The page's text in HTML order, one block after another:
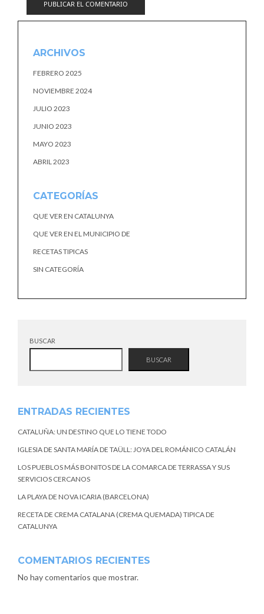
ARCHIVOS
FEBRERO 2025
NOVIEMBRE 2024
JULIO 2023
JUNIO 2023
MAYO 2023
ABRIL 2023
CATEGORÍAS
QUE VER EN CATALUNYA
QUE VER EN EL MUNICIPIO DE
RECETAS TIPICAS
SIN CATEGORÍA
BUSCAR
BUSCAR
ENTRADAS RECIENTES
CATALUÑA: UN DESTINO QUE LO TIENE TODO
IGLESIA DE SANTA MARÍA DE TAÜLL: JOYA DEL ROMÁNICO CATALÁN
LOS PUEBLOS MÁS BONITOS DE LA COMARCA DE TERRASSA Y SUS
SERVICIOS CERCANOS
LA PLAYA DE NOVA ICARIA (BARCELONA)
RECETA DE CREMA CATALANA (CREMA QUEMADA) TIPICA DE
CATALUNYA
COMENTARIOS RECIENTES
No hay comentarios que mostrar.